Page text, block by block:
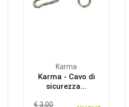
Karma
Karma - Cavo di
sicurezza...
€ 3,00